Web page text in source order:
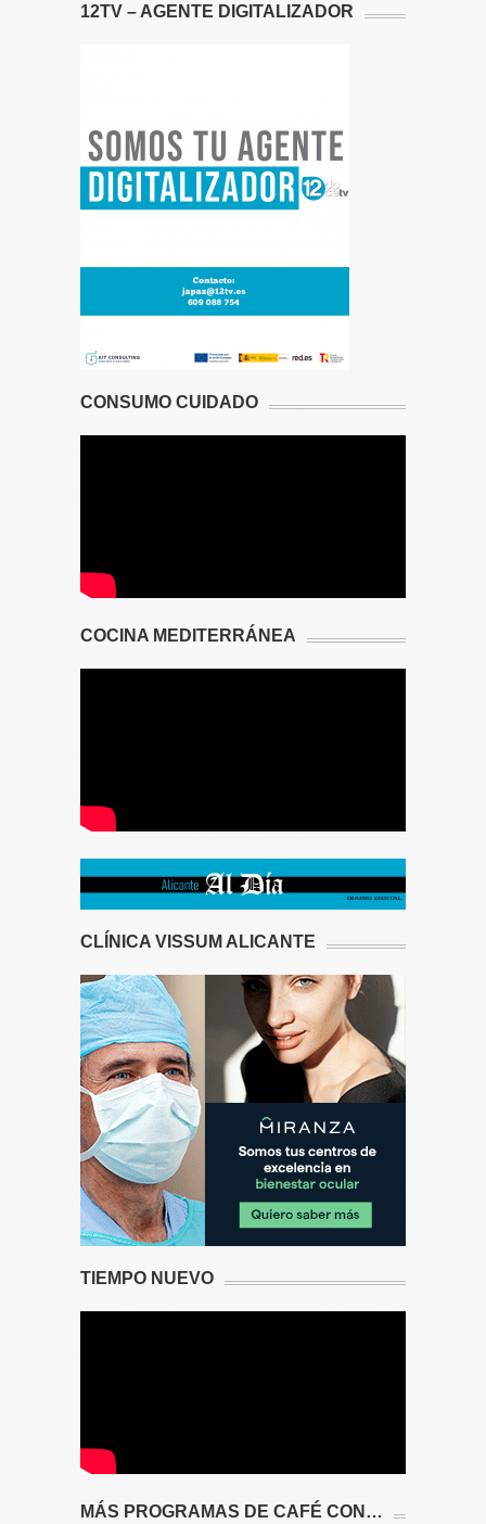
12TV – AGENTE DIGITALIZADOR
CONSUMO CUIDADO
COCINA MEDITERRÁNEA
CLÍNICA VISSUM ALICANTE
TIEMPO NUEVO
MÁS PROGRAMAS DE CAFÉ CON…